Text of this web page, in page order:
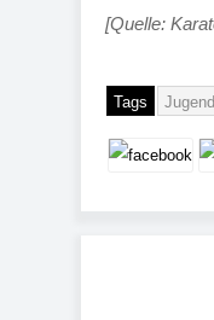
[Quelle:
Tags Jugend